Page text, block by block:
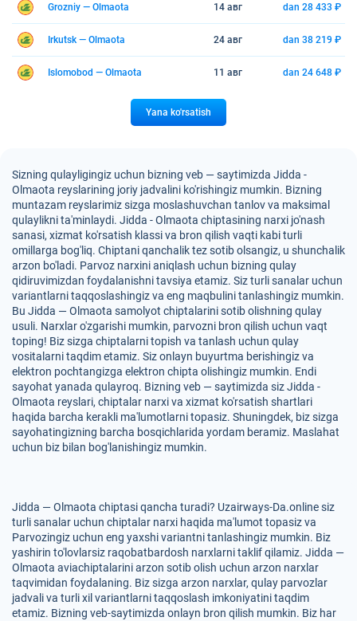
Grozniy — Olmaota 14 авг dan 28 433 ₽
Irkutsk — Olmaota 24 авг dan 38 219 ₽
Islomobod — Olmaota 11 авг dan 24 648 ₽
Yana ko'rsatish
Sizning qulayligingiz uchun bizning veb — saytimizda Jidda -
Olmaota reyslarining joriy jadvalini ko'rishingiz mumkin. Bizning
muntazam reyslarimiz sizga moslashuvchan tanlov va maksimal
qulaylikni ta'minlaydi. Jidda - Olmaota chiptasining narxi jo'nash
sanasi, xizmat ko'rsatish klassi va bron qilish vaqti kabi turli
omillarga bog'liq. Chiptani qanchalik tez sotib olsangiz, u shunchalik
arzon bo'ladi. Parvoz narxini aniqlash uchun bizning qulay
qidiruvimizdan foydalanishni tavsiya etamiz. Siz turli sanalar uchun
variantlarni taqqoslashingiz va eng maqbulini tanlashingiz mumkin.
Bu Jidda — Olmaota samolyot chiptalarini sotib olishning qulay
usuli. Narxlar o'zgarishi mumkin, parvozni bron qilish uchun vaqt
toping! Biz sizga chiptalarni topish va tanlash uchun qulay
vositalarni taqdim etamiz. Siz onlayn buyurtma berishingiz va
elektron pochtangizga elektron chipta olishingiz mumkin. Endi
sayohat yanada qulayroq. Bizning veb — saytimizda siz Jidda -
Olmaota reyslari, chiptalar narxi va xizmat ko'rsatish shartlari
haqida barcha kerakli ma'lumotlarni topasiz. Shuningdek, biz sizga
sayohatingizning barcha bosqichlarida yordam beramiz. Maslahat
uchun biz bilan bog'lanishingiz mumkin.
Jidda — Olmaota chiptasi qancha turadi? Uzairways-Da.online siz
turli sanalar uchun chiptalar narxi haqida ma'lumot topasiz va
Parvozingiz uchun eng yaxshi variantni tanlashingiz mumkin. Biz
yashirin to'lovlarsiz raqobatbardosh narxlarni taklif qilamiz. Jidda —
Olmaota aviachiptalarini arzon sotib olish uchun arzon narxlar
taqvimidan foydalaning. Biz sizga arzon narxlar, qulay parvozlar
jadvali va turli xil variantlarni taqqoslash imkoniyatini taqdim
etamiz. Bizning veb-saytimizda onlayn bron qilish mumkin. Biz har